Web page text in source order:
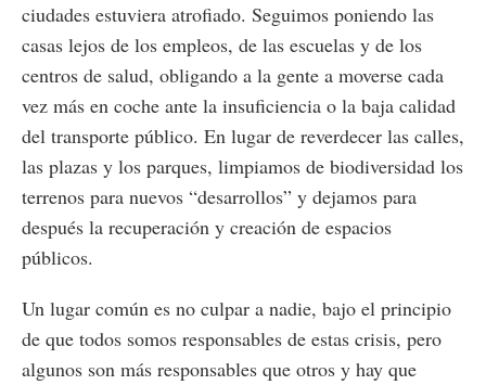
ciudades estuviera atrofiado. Seguimos poniendo las
casas lejos de los empleos, de las escuelas y de los
centros de salud, obligando a la gente a moverse cada
vez más en coche ante la insuficiencia o la baja calidad
del transporte público. En lugar de reverdecer las calles,
las plazas y los parques, limpiamos de biodiversidad los
terrenos para nuevos “desarrollos” y dejamos para
después la recuperación y creación de espacios
públicos.
Un lugar común es no culpar a nadie, bajo el principio
de que todos somos responsables de estas crisis, pero
algunos son más responsables que otros y hay que